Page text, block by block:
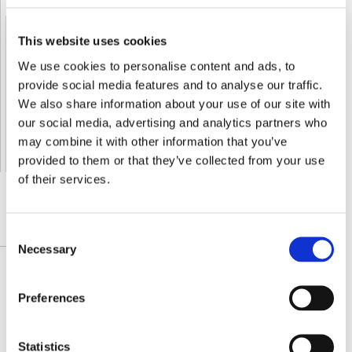
This website uses cookies
We use cookies to personalise content and ads, to
provide social media features and to analyse our traffic.
We also share information about your use of our site with
our social media, advertising and analytics partners who
may combine it with other information that you’ve
provided to them or that they’ve collected from your use
of their services.
Selection
Necessary
Preferences
Statistics
Shipped From European Union by DHL Express
Orders processing time24 business hours
Expected Time of Arrival
2-3 business days
Delivery by DHL Express
( by AIR )
niveau de confort. Chaque tablette dispose de 50
mg de uva ursi, 50 mg de persil et de 10 mg de